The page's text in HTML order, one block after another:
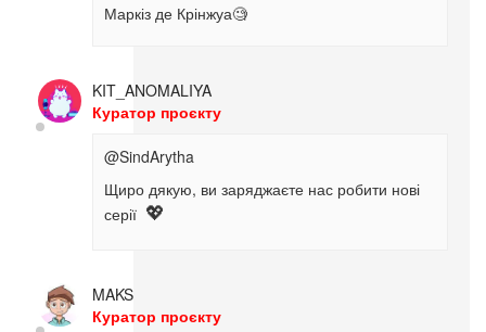
Маркіз де Крінжуа🧐
KIT_ANOMALIYA
Куратор проєкту
@SindArytha
Щиро дякую, ви заряджаєте нас робити нові
серії 💖
MAKS
Куратор проєкту